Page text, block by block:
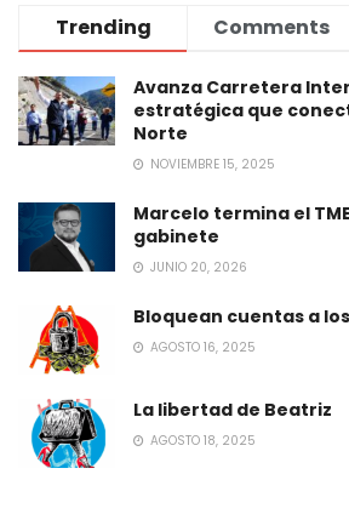
Trending Comments
Avanza Carretera
estratégica que
Norte
NOVIEMBRE 15, 2025
Marcelo termina el
gabinete
JUNIO 20, 2026
Bloquean cuentas a
AGOSTO 16, 2025
La libertad de Beatriz
AGOSTO 18, 2025